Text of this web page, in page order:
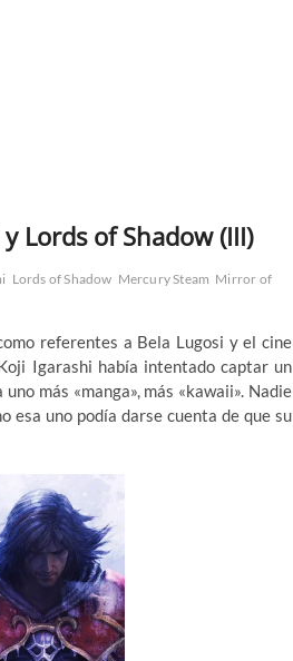
Lords of Shadow (III)
Lords of Shadow Mercury Steam Mirror of
referentes a Bela Lugosi y el cine
Igarashi había intentado captar un
más «manga», más «kawaii». Nadie
esa uno podía darse cuenta de que su